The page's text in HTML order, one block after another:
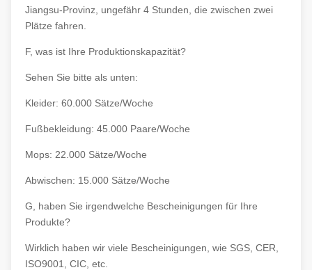
Jiangsu-Provinz, ungefähr 4 Stunden, die zwischen zwei
Plätze fahren.
F, was ist Ihre Produktionskapazität?
Sehen Sie bitte als unten:
Kleider: 60.000 Sätze/Woche
Fußbekleidung: 45.000 Paare/Woche
Mops: 22.000 Sätze/Woche
Abwischen: 15.000 Sätze/Woche
G, haben Sie irgendwelche Bescheinigungen für Ihre
Produkte?
Wirklich haben wir viele Bescheinigungen, wie SGS, CER,
ISO9001, CIC, etc.